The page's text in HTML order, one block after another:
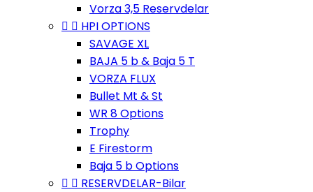
Vorza 3,5 Reservdelar
  HPI OPTIONS
SAVAGE XL
BAJA 5 b & Baja 5 T
VORZA FLUX
Bullet Mt & St
WR 8 Options
Trophy
E Firestorm
Baja 5 b Options
  RESERVDELAR-Bilar